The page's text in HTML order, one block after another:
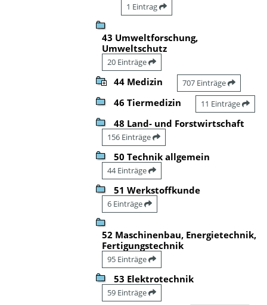
1 Eintrag
43 Umweltforschung,
Umweltschutz
20 Einträge
44 Medizin 707 Einträge
46 Tiermedizin 11 Einträge
48 Land- und Forstwirtschaft
156 Einträge
50 Technik allgemein
44 Einträge
51 Werkstoffkunde
6 Einträge
52 Maschinenbau, Energietechnik,
Fertigungstechnik
95 Einträge
53 Elektrotechnik
59 Einträge